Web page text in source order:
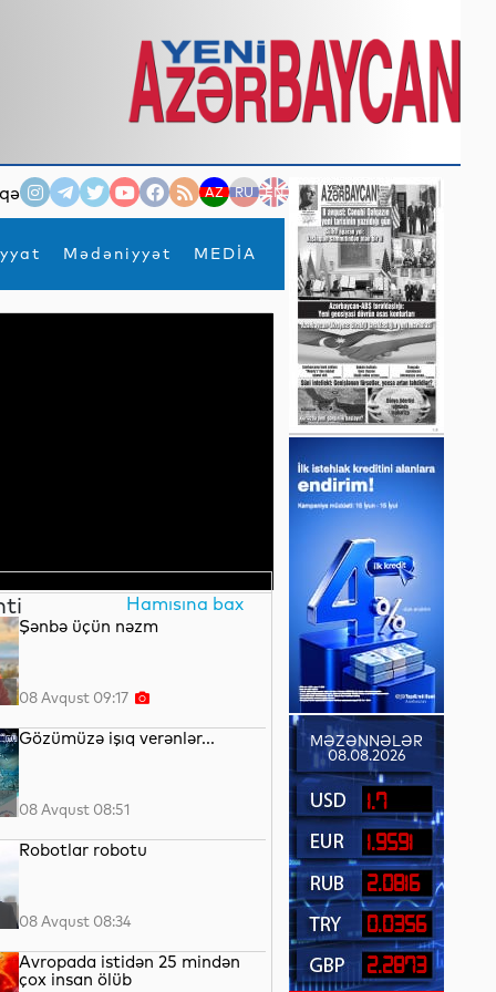
AZ RU EN
Mədəniyyət MEDİA
×
Hamısına bax
Şənbə üçün nəzm
08 Avqust 09:17
Gözümüzə işıq verənlər...
08 Avqust 08:51
Robotlar robotu
08 Avqust 08:34
Avropada istidən 25 mindən
çox insan ölüb
MƏZƏNNƏLƏR
08.08.2026
1.7
1.9591
2.0816
0.0356
2.2873